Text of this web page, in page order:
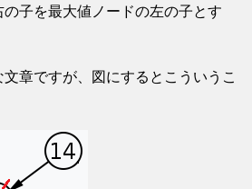
子を最大値ノードの左の子とす
章ですが、図にするとこういうこ